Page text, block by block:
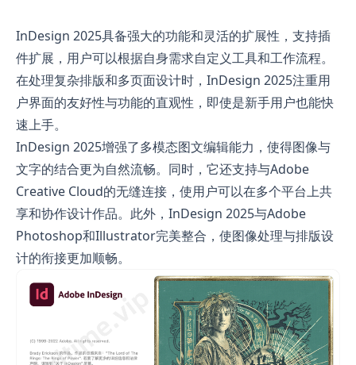
InDesign 2025具备强大的功能和灵活的扩展性，支持插
件扩展，用户可以根据自身需求自定义工具和工作流程。
在处理复杂排版和多页面设计时，InDesign 2025注重用
户界面的友好性与功能的直观性，即使是新手用户也能快
速上手。
InDesign 2025增强了多模态图文编辑能力，使得图像与
文字的结合更为自然流畅。同时，它还支持与Adobe
Creative Cloud的无缝连接，使用户可以在多个平台上共
享和协作设计作品。此外，InDesign 2025与Adobe
Photoshop和Illustrator完美整合，使图像处理与排版设
计的衔接更加顺畅。